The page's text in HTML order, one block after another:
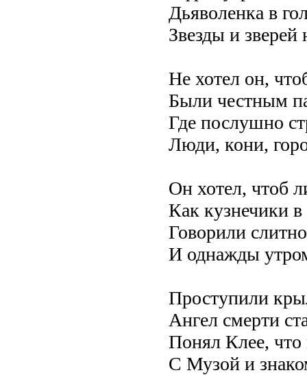
Дьяволенка в
Звезды и зверей
Не хотел он,
Были честным
Где послушно
Люди, кони,
Он хотел, чтоб
Как кузнечики
Говорили
И однажды
Проступили
Ангел смерти
Понял Клее, что
С Музой и